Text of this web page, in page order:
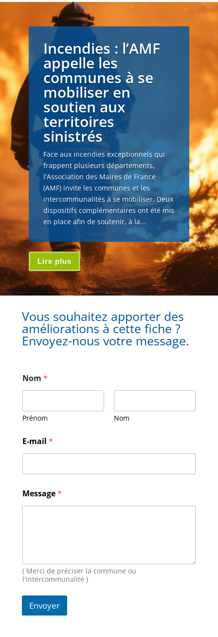
Incendies : l’AMF
appelle les
communes à se
mobiliser en
soutien aux
territoires
sinistrés
Face aux incendies exceptionnels qui
frappent plusieurs départements,
l'Association des Maires de France
(AMF) invite les communes et les
intercommunalités à se mobiliser. Deux
dispositifs complémentaires ont été mis
en place afin de soutenir, à la...
Lire plus
Vous souhaitez apporter des
améliorations à cette fiche ?
Envoyez-nous votre message.
Nom *
Prénom Nom
E-mail *
-
m
M
e
s
g
Message*
( Merci de préciser la commune ou
l'intercommunalité )
Envoyer